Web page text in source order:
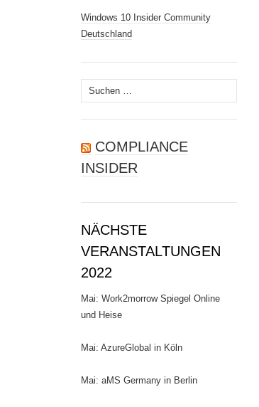
Windows 10 Insider Community
Deutschland
Suchen
nach:
COMPLIANCE
INSIDER
NÄCHSTE
VERANSTALTUNGEN
2022
Mai: Work2morrow Spiegel Online
und Heise
Mai: AzureGlobal in Köln
Mai: aMS Germany in Berlin